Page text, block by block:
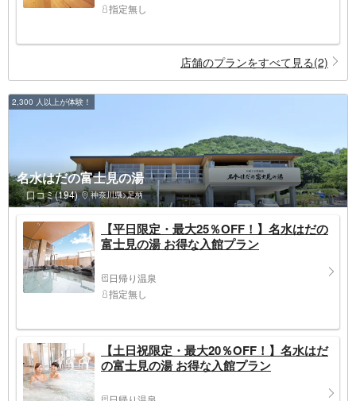
指定無し
店舗のプランをすべて見る(2)
2,300 人以上が体験！
名水はだの富士見の湯
口コミ(194) 神奈川県>足柄
【平日限定・最大25％OFF！】名水はだの
富士見の湯 お得な入館プラン
日帰り温泉
指定無し
【土日祝限定・最大20％OFF！】名水はだ
の富士見の湯 お得な入館プラン